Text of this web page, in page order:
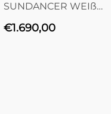
SUNDANCER WEIß
Normaler
€1.690,00